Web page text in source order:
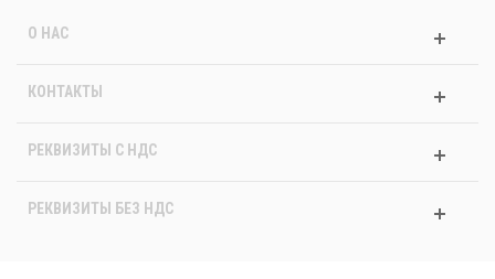
О НАС
КОНТАКТЫ
РЕКВИЗИТЫ C НДС
РЕКВИЗИТЫ БЕЗ НДС